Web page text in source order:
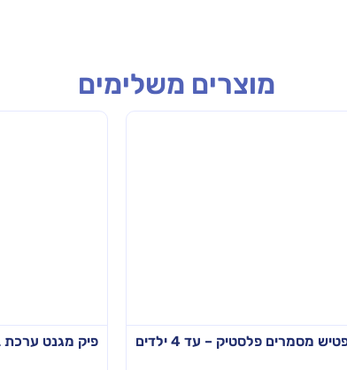
מוצרים משלימים
מסמרים פלסטיק – עד 4 ילדים פיק מגנט ערכת